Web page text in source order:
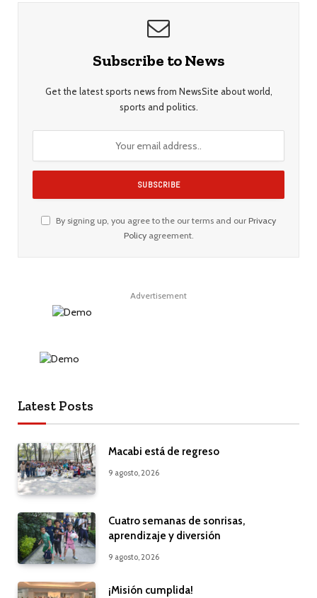
Subscribe to News
Get the latest sports news from NewsSite about world,
sports and politics.
By signing up, you agree to the our terms and our Privacy
Policyagreement.
Advertisement
Latest Posts
Macabi está de regreso
9 agosto, 2026
Cuatro semanas de sonrisas,
aprendizaje y diversión
9 agosto, 2026
¡Misión cumplida!